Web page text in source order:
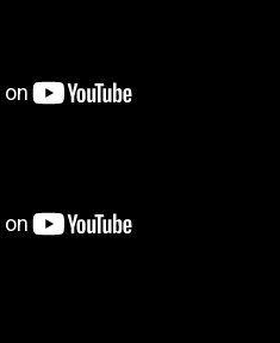
maakt zich zorgen over de